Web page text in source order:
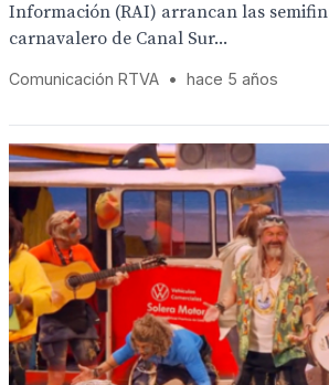
Información (RAI) arrancan las
carnavalero de Canal Sur...
Comunicación RTVA • hace 5 años